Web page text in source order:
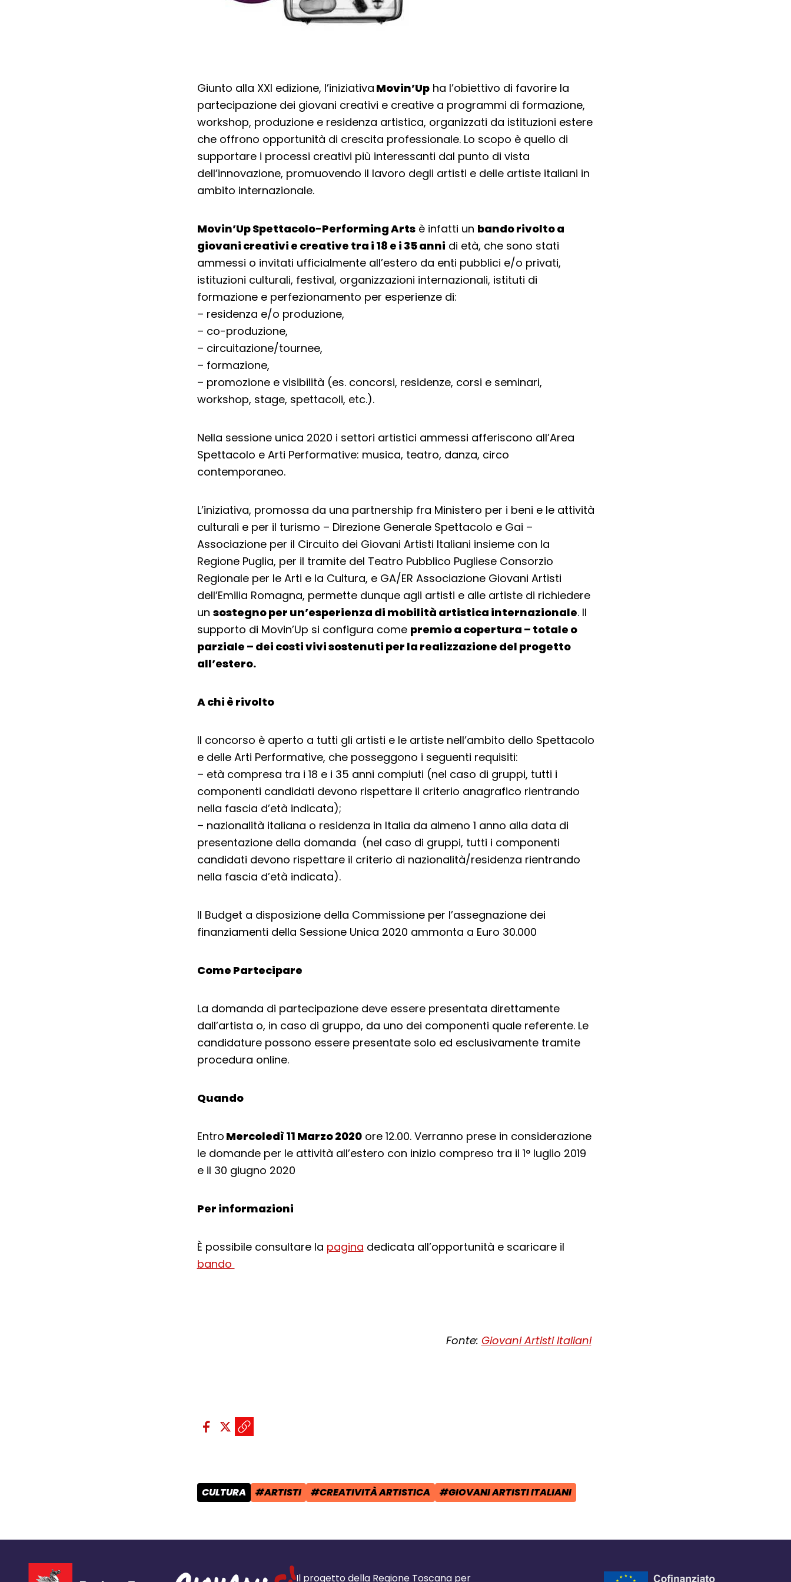
Giunto alla XXI edizione, l’iniziativa Movin’Upha l’obiettivo di favorire la
partecipazione dei giovani creativi e creative a programmi di formazione,
workshop, produzione e residenza artistica, organizzati da istituzioni estere
che offrono opportunità di crescita professionale. Lo scopo è quello di
supportare i processi creativi più interessanti dal punto di vista
dell’innovazione, promuovendo il lavoro degli artisti e delle artiste italiani in
ambito internazionale.
Movin’Up Spettacolo-Performing Artsè infatti un bando rivolto a
giovani creativi e creative tra i 18 e i 35 anni di età, che sono stati
ammessi o invitati ufficialmente all’estero da enti pubblici e/o privati,
istituzioni culturali, festival, organizzazioni internazionali, istituti di
formazione e perfezionamento per esperienze di:
– residenza e/o produzione,
– co-produzione,
– circuitazione/tournee,
– formazione,
– promozione e visibilità (es. concorsi, residenze, corsi e seminari,
workshop, stage, spettacoli, etc.).
Nella sessione unica 2020 i settori artistici ammessi afferiscono all’Area
Spettacolo e Arti Performative: musica, teatro, danza, circo
contemporaneo.
L’iniziativa, promossa da una partnership fra Ministero per i beni e le attività
culturali e per il turismo – Direzione Generale Spettacolo e Gai –
Associazione per il Circuito dei Giovani Artisti Italiani insieme con la
Regione Puglia, per il tramite del Teatro Pubblico Pugliese Consorzio
Regionale per le Arti e la Cultura, e GA/ER Associazione Giovani Artisti
dell’Emilia Romagna, permette dunque agli artisti e alle artiste di richiedere
un sostegno per un’esperienza di mobilità artistica internazionale. Il
supporto di Movin’Up si configura come premio a copertura – totale o
parziale – dei costi vivi sostenuti per la realizzazione del progetto
all’estero.
A chi è rivolto
Il concorso è aperto a tutti gli artisti e le artiste nell’ambito dello Spettacolo
e delle Arti Performative, che posseggono i seguenti requisiti:
– età compresa tra i 18 e i 35 anni compiuti (nel caso di gruppi, tutti i
componenti candidati devono rispettare il criterio anagrafico rientrando
nella fascia d’età indicata);
– nazionalità italiana o residenza in Italia da almeno 1 anno alla data di
presentazione della domanda (nel caso di gruppi, tutti i componenti
candidati devono rispettare il criterio di nazionalità/residenza rientrando
nella fascia d’età indicata).
Il Budget a disposizione della Commissione per l’assegnazione dei
finanziamenti della Sessione Unica 2020 ammonta a Euro 30.000
Come Partecipare
La domanda di partecipazione deve essere presentata direttamente
dall’artista o, in caso di gruppo, da uno dei componenti quale referente. Le
candidature possono essere presentate solo ed esclusivamente tramite
procedura online.
Quando
Entro Mercoledì 11 Marzo 2020ore 12.00. Verranno prese in considerazione
le domande per le attività all’estero con inizio compreso tra il 1° luglio 2019
e il 30 giugno 2020
Per informazioni
È possibile consultare la pagina dedicata all’opportunità e scaricare il
bando
Fonte: Giovani Artisti Italiani
Condividi sui social:
Condividi su Facebook - apre una nuova finestra del browser
Condividi su X - apre una nuova finestra del browser
Copia il link e condividi - apre una nuova finestra del browser
CATEGORIA POST:
CULTURA TAG:
#ARTISTI TAG:
#CREATIVITÀ ARTISTICA TAG:
#GIOVANI ARTISTI ITALIANI
Il progetto della Regione Toscana per